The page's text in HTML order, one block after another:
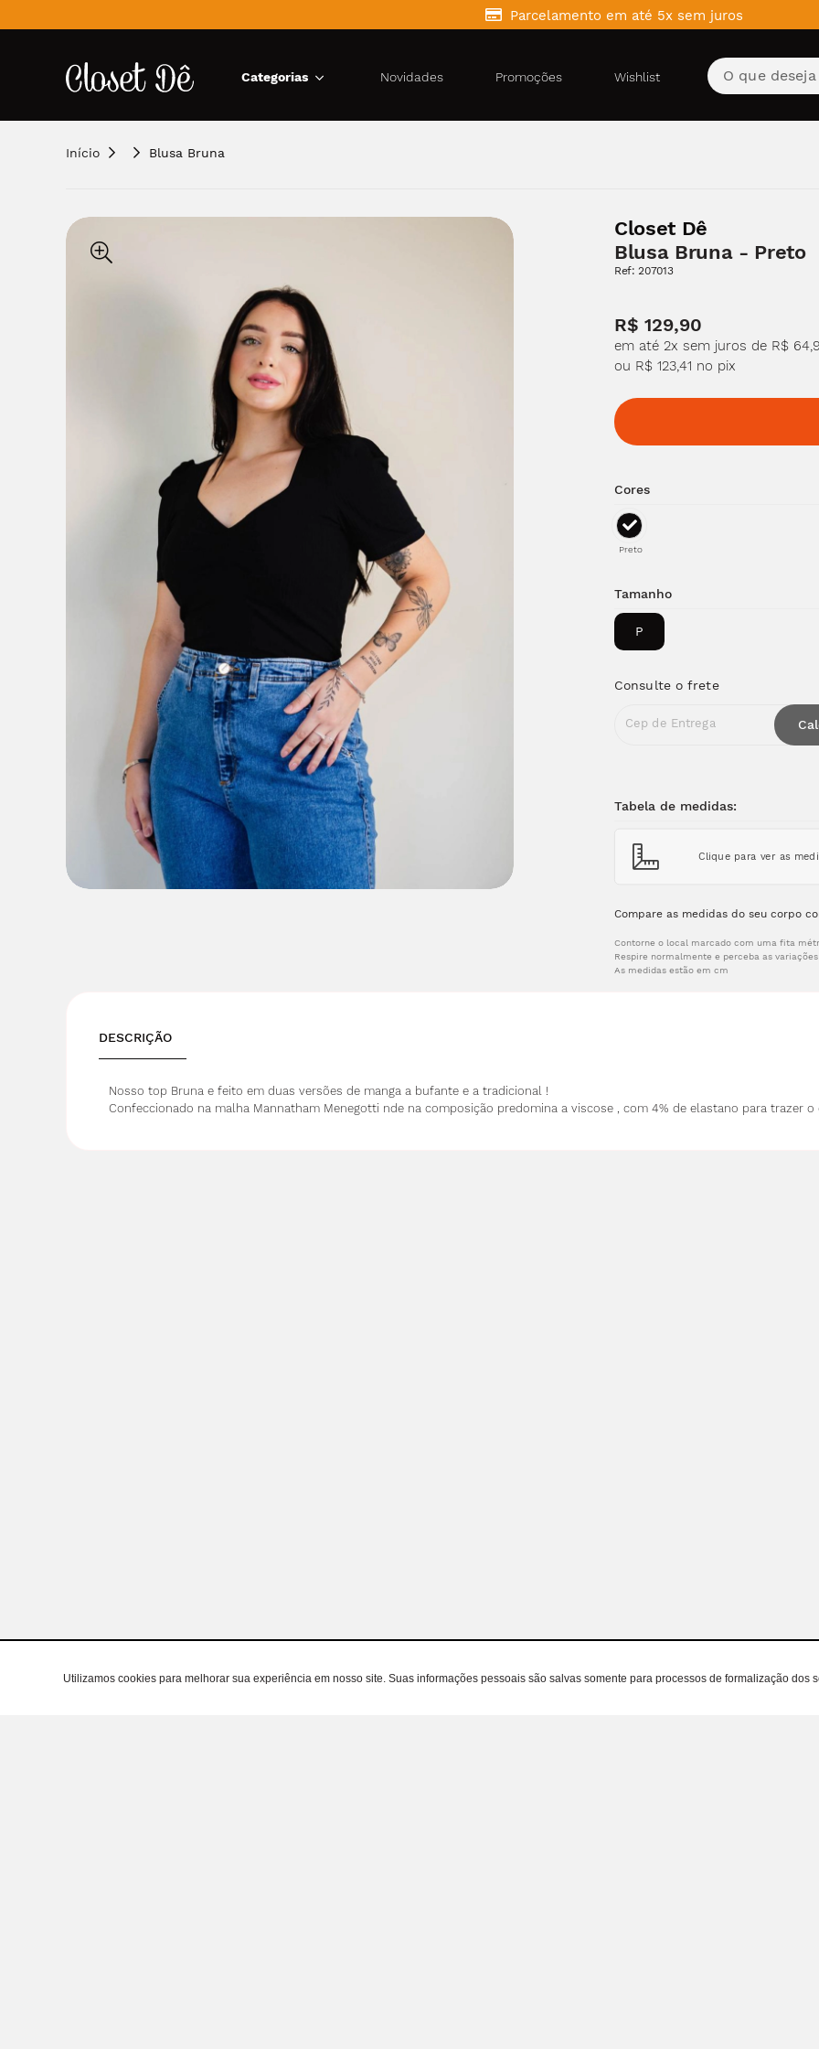
Parcelamento em até 5x sem juros
10% DE DESCONTO NO PIX
Categorias Novidades Promoções Wishlist
Início Blusa Bruna
Closet Dê
Blusa Bruna - Preto
Ref: 207013
R$ 129,90
em até 2x sem juros de R$
ou R$ 123,41 no pix
Cores
Preto
Tamanho
P
Consulte o frete
Cep de Entrega
Tabela de medidas:
Clique para ver as
Compare as medidas do seu corpo
Contorne o local marcado com uma fita
Respire normalmente e perceba as
As medidas estão em cm
DESCRIÇÃO
Nosso top Bruna e feito em duas versões de manga a bufante e a tradicional !
Confeccionado na malha Mannatham Menegotti nde na composição predomina a viscose , com 4% de elastano para trazer
Utilizamos cookies para melhorar sua experiência em nosso site. Suas informações pessoais são salvas somente para processos de formalização dos